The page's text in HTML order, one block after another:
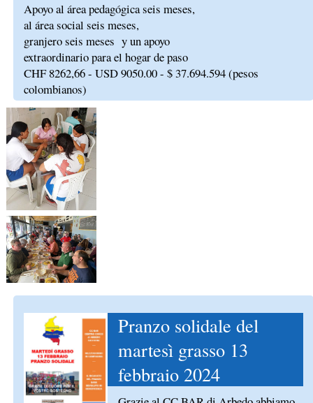
Apoyo al área pedagógica seis meses,
al área social seis meses,
granjero seis meses y un apoyo
extraordinario para el hogar de paso
CHF 8262,66 - USD 9050.00 - $ 37.694.594 (pesos
colombianos)
Pranzo solidale del
martesì grasso 13
febbraio 2024